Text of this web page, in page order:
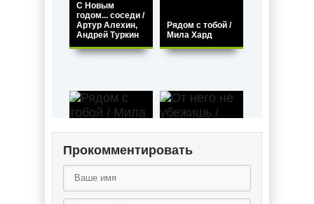
С Новым
годом... соседи /
Артур Алехин,
Андрей Туркин
Рядом с тобой /
Мила Хард
Прокомментировать